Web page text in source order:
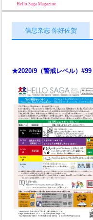
Hello Saga Magazine
信息杂志 你好佐贺
★2020/9（警戒レベル）